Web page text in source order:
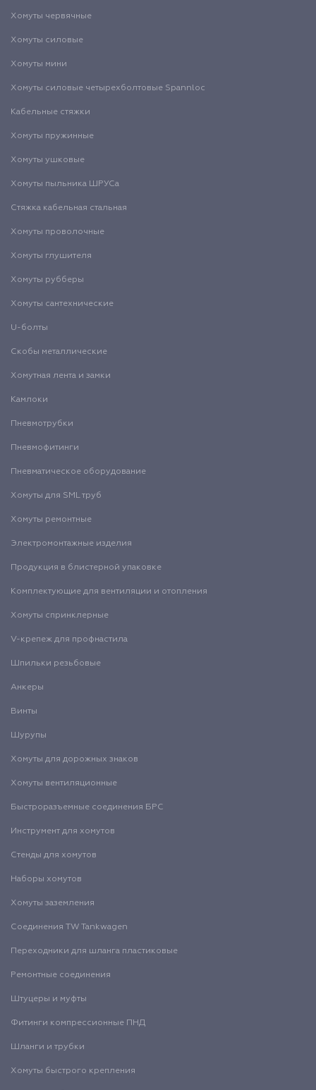
Хомуты червячные
Хомуты силовые
Хомуты мини
Хомуты силовые четырехболтовые Spannloc
Кабельные стяжки
Хомуты пружинные
Хомуты ушковые
Хомуты пыльника ШРУСа
Стяжка кабельная стальная
Хомуты проволочные
Хомуты глушителя
Хомуты рубберы
Хомуты сантехнические
U-болты
Скобы металлические
Хомутная лента и замки
Камлоки
Пневмотрубки
Пневмофитинги
Пневматическое оборудование
Хомуты для SML труб
Хомуты ремонтные
Электромонтажные изделия
Продукция в блистерной упаковке
Комплектующие для вентиляции и отопления
Хомуты спринклерные
V-крепеж для профнастила
Шпильки резьбовые
Анкеры
Винты
Шурупы
Хомуты для дорожных знаков
Хомуты вентиляционные
Быстроразъемные соединения БРС
Инструмент для хомутов
Стенды для хомутов
Наборы хомутов
Хомуты заземления
Соединения TW Tankwagen
Переходники для шланга пластиковые
Ремонтные соединения
Штуцеры и муфты
Фитинги компрессионные ПНД
Шланги и трубки
Хомуты быстрого крепления